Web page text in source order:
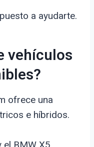
a ayudarte.
vehículos
ofrece una
e híbridos.